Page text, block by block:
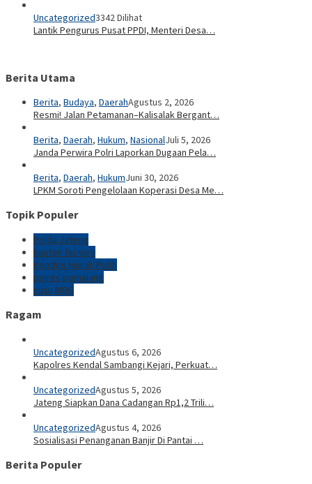
Uncategorized3342 Dilihat
Lantik Pengurus Pusat PPDI, Menteri Desa…
Berita Utama
Berita, Budaya, DaerahAgustus 2, 2026
Resmi! Jalan Petamanan–Kalisalak Bergant…
Berita, Daerah, Hukum, NasionalJuli 5, 2026
Janda Perwira Polri Laporkan Dugaan Pela…
Berita, Daerah, HukumJuni 30, 2026
LPKM Soroti Pengelolaan Koperasi Desa Me…
Topik Populer
Polda Jateng
kapten factory
Kopdes Merah Putih
polres pemalang
susu MBG
Ragam
UncategorizedAgustus 6, 2026
Kapolres Kendal Sambangi Kejari, Perkuat…
UncategorizedAgustus 5, 2026
Jateng Siapkan Dana Cadangan Rp1,2 Trili…
UncategorizedAgustus 4, 2026
Sosialisasi Penanganan Banjir Di Pantai …
Berita Populer